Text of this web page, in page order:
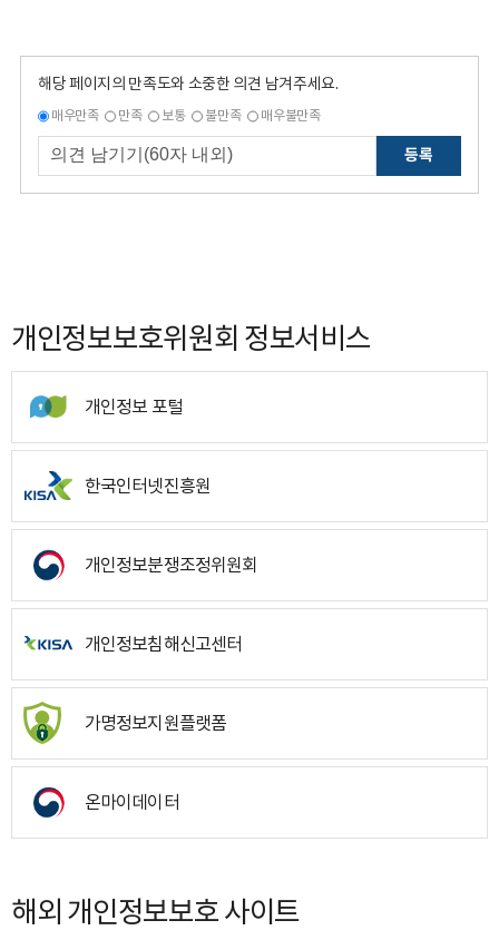
해당 페이지의 만족도와 소중한 의견 남겨주세요.
매우만족 만족 보통 불만족 매우불만족
등록
개인정보보호위원회 정보서비스
개인정보 포털
한국인터넷진흥원
개인정보분쟁조정위원회
개인정보침해신고센터
가명정보지원플랫폼
온마이데이터
해외 개인정보보호 사이트